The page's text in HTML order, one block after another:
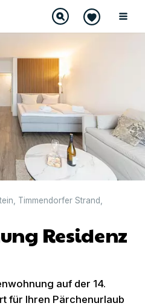
Timmendorfer Strand
Residenz
auf der 14.
für Ihren Pärchenurlaub